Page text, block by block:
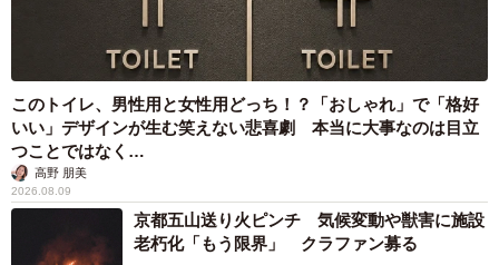
このトイレ、男性用と女性用どっち！？「おしゃれ」で「格好
いい」デザインが生む笑えない悲喜劇 本当に大事なのは目立
つことではなく…
高野 朋美
2026.08.09
京都五山送り火ピンチ 気候変動や獣害に施設
老朽化「もう限界」 クラファン募る